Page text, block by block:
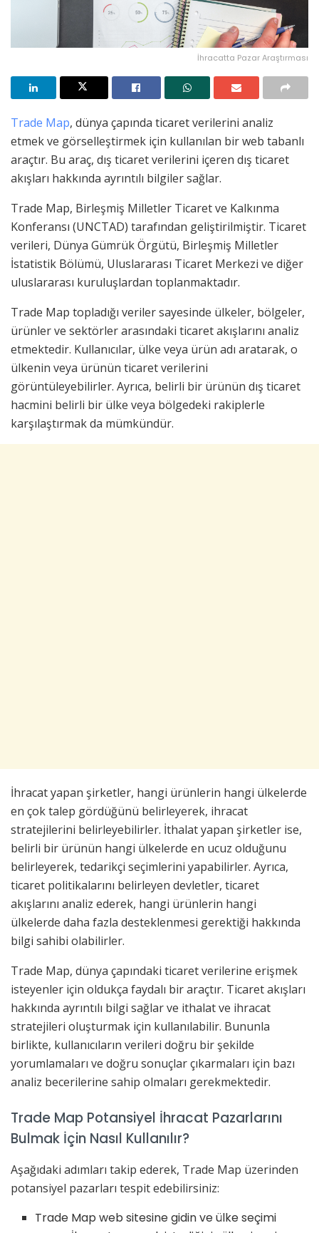
İhracatta Pazar Araştırması
Trade Map, dünya çapında ticaret verilerini analiz
etmek ve görselleştirmek için kullanılan bir web tabanlı
araçtır. Bu araç, dış ticaret verilerini içeren dış ticaret
akışları hakkında ayrıntılı bilgiler sağlar.
Trade Map, Birleşmiş Milletler Ticaret ve Kalkınma
Konferansı (UNCTAD) tarafından geliştirilmiştir. Ticaret
verileri, Dünya Gümrük Örgütü, Birleşmiş Milletler
İstatistik Bölümü, Uluslararası Ticaret Merkezi ve diğer
uluslararası kuruluşlardan toplanmaktadır.
Trade Map topladığı veriler sayesinde ülkeler, bölgeler,
ürünler ve sektörler arasındaki ticaret akışlarını analiz
etmektedir. Kullanıcılar, ülke veya ürün adı aratarak, o
ülkenin veya ürünün ticaret verilerini
görüntüleyebilirler. Ayrıca, belirli bir ürünün dış ticaret
hacmini belirli bir ülke veya bölgedeki rakiplerle
karşılaştırmak da mümkündür.
İhracat yapan şirketler, hangi ürünlerin hangi ülkelerde
en çok talep gördüğünü belirleyerek, ihracat
stratejilerini belirleyebilirler. İthalat yapan şirketler ise,
belirli bir ürünün hangi ülkelerde en ucuz olduğunu
belirleyerek, tedarikçi seçimlerini yapabilirler. Ayrıca,
ticaret politikalarını belirleyen devletler, ticaret
akışlarını analiz ederek, hangi ürünlerin hangi
ülkelerde daha fazla desteklenmesi gerektiği hakkında
bilgi sahibi olabilirler.
Trade Map, dünya çapındaki ticaret verilerine erişmek
isteyenler için oldukça faydalı bir araçtır. Ticaret akışları
hakkında ayrıntılı bilgi sağlar ve ithalat ve ihracat
stratejileri oluşturmak için kullanılabilir. Bununla
birlikte, kullanıcıların verileri doğru bir şekilde
yorumlamaları ve doğru sonuçlar çıkarmaları için bazı
analiz becerilerine sahip olmaları gerekmektedir.
Trade Map Potansiyel İhracat Pazarlarını
Bulmak İçin Nasıl Kullanılır?
Aşağıdaki adımları takip ederek, Trade Map üzerinden
potansiyel pazarları tespit edebilirsiniz:
Trade Map web sitesine gidin ve ülke seçimi